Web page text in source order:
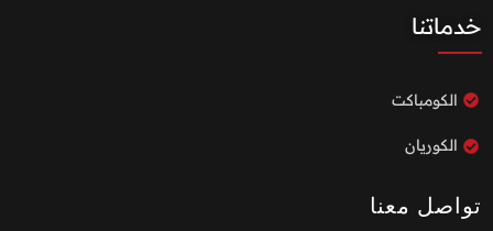
خدماتنا
الكومباكت
الكوريان
تواصل معنا